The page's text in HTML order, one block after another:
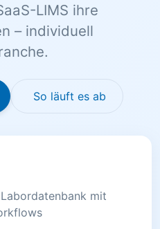
LIMS ihre
– individuell
So läuft es ab
mit